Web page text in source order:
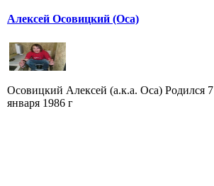
Алексей Осовицкий (Оса)
Осовицкий Алексей (а.к.а. Оса) Родился 7
января 1986 г